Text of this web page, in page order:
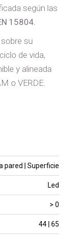
según las
15804.
su
de vida,
y alineada
o VERDE.
pared | Superficie
Led
> 0
44 | 65